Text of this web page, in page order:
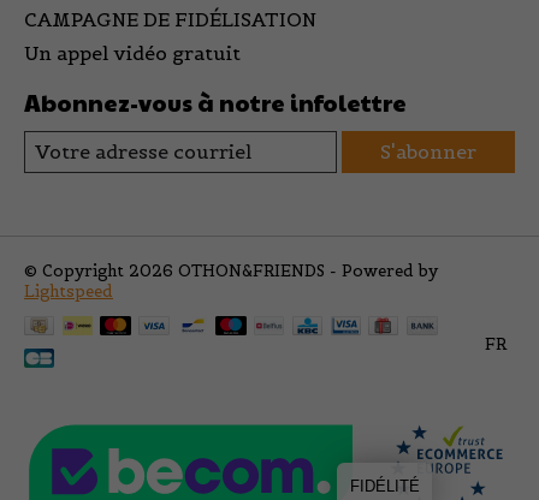
CAMPAGNE DE FIDÉLISATION
Un appel vidéo gratuit
Abonnez-vous à notre infolettre
S'abonner
© Copyright 2026 OTHON&FRIENDS - Powered by
Lightspeed
FR
FIDÉLITÉ